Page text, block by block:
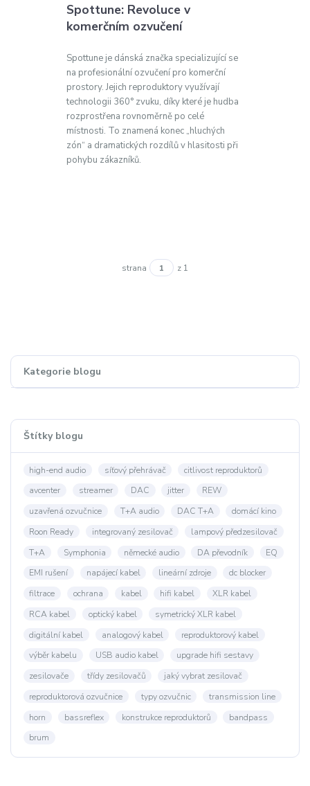
Kategorie blogu
Štítky blogu
high-end audio síťový přehrávač
citlivost reproduktorů
avcenter
streamer DAC jitter
REW
uzavřená ozvučnice
T+A audio DAC T+A
domácí kino
Roon Ready
integrovaný zesilovač
lampový předzesilovač
T+A
Symphonia německé audio DA převodník
EQ
EMI rušení
napájecí kabel lineární zdroje
dc blocker
filtrace
ochrana kabel hifi kabel
XLR kabel
RCA kabel
optický kabel
symetrický XLR kabel
digitální kabel
analogový kabel
reproduktorový kabel
výběr kabelu
USB audio kabel
upgrade hifi sestavy
zesilovače
třídy zesilovačů
jaký vybrat zesilovač
reproduktorová ozvučnice
typy ozvučnic
transmission line
horn
bassreflex konstrukce reproduktorů
bandpass
brum
Spottune: Revoluce v
komerčním ozvučení
Spottune je dánská značka specializující se
na profesionální ozvučení pro komerční
prostory. Jejich reproduktory využívají
technologii 360° zvuku, díky které je hudba
rozprostřena rovnoměrně po celé
místnosti. To znamená konec „hluchých
zón“ a dramatických rozdílů v hlasitosti při
pohybu zákazníků.
strana z 1